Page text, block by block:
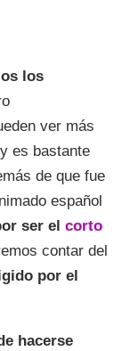
los
ver más
es bastante
de que fue
español
ser el corto
contar del
por el
hacerse